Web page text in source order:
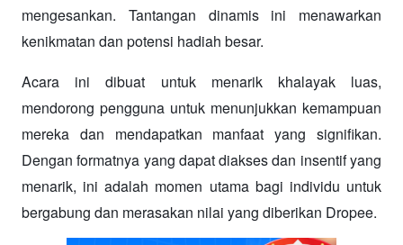
mengesankan. Tantangan dinamis ini menawarkan
kenikmatan dan potensi hadiah besar.
Acara ini dibuat untuk menarik khalayak luas,
mendorong pengguna untuk menunjukkan kemampuan
mereka dan mendapatkan manfaat yang signifikan.
Dengan formatnya yang dapat diakses dan insentif yang
menarik, ini adalah momen utama bagi individu untuk
bergabung dan merasakan nilai yang diberikan Dropee.